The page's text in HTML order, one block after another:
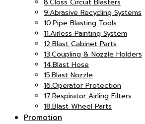
จำกัด
อินเตอร์
จำกัด
8.Closs Circuit Blasters
9.Abrasive Recycling Systems
10.Pipe Blasting Tools
11.Airless Painting System
12.Blast Cabinet Parts
13.Coupling & Nozzle Holders
14.Blast Hose
15.Blast Nozzle
16.Operator Protection
17.Respirator Airling Filters
18.Blast Wheel Parts
Promotion